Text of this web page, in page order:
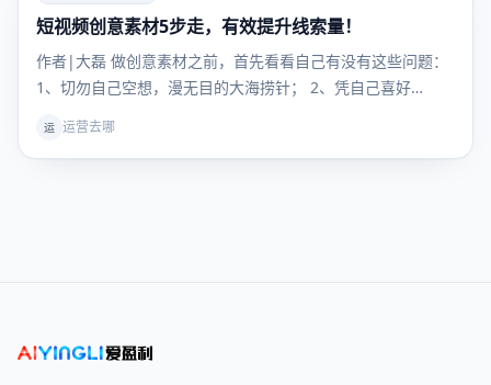
SEO&amp;SEM
短视频创意素材5步走，有效提升线索量！
作者|大磊 做创意素材之前，首先看看自己有没有这些问题：
1、切勿自己空想，漫无目的大海捞针； 2、凭自己喜好…
运 运营去哪